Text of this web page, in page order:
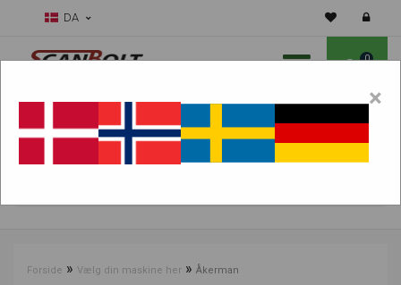
DA
0
Forside » Vælg din maskine her » Åkerman
×